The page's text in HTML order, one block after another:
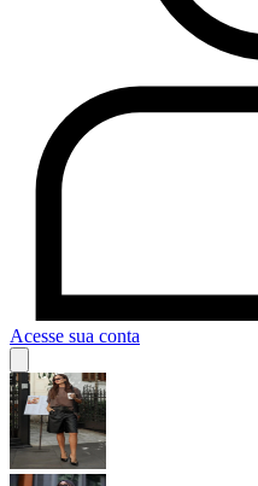
Acesse sua conta